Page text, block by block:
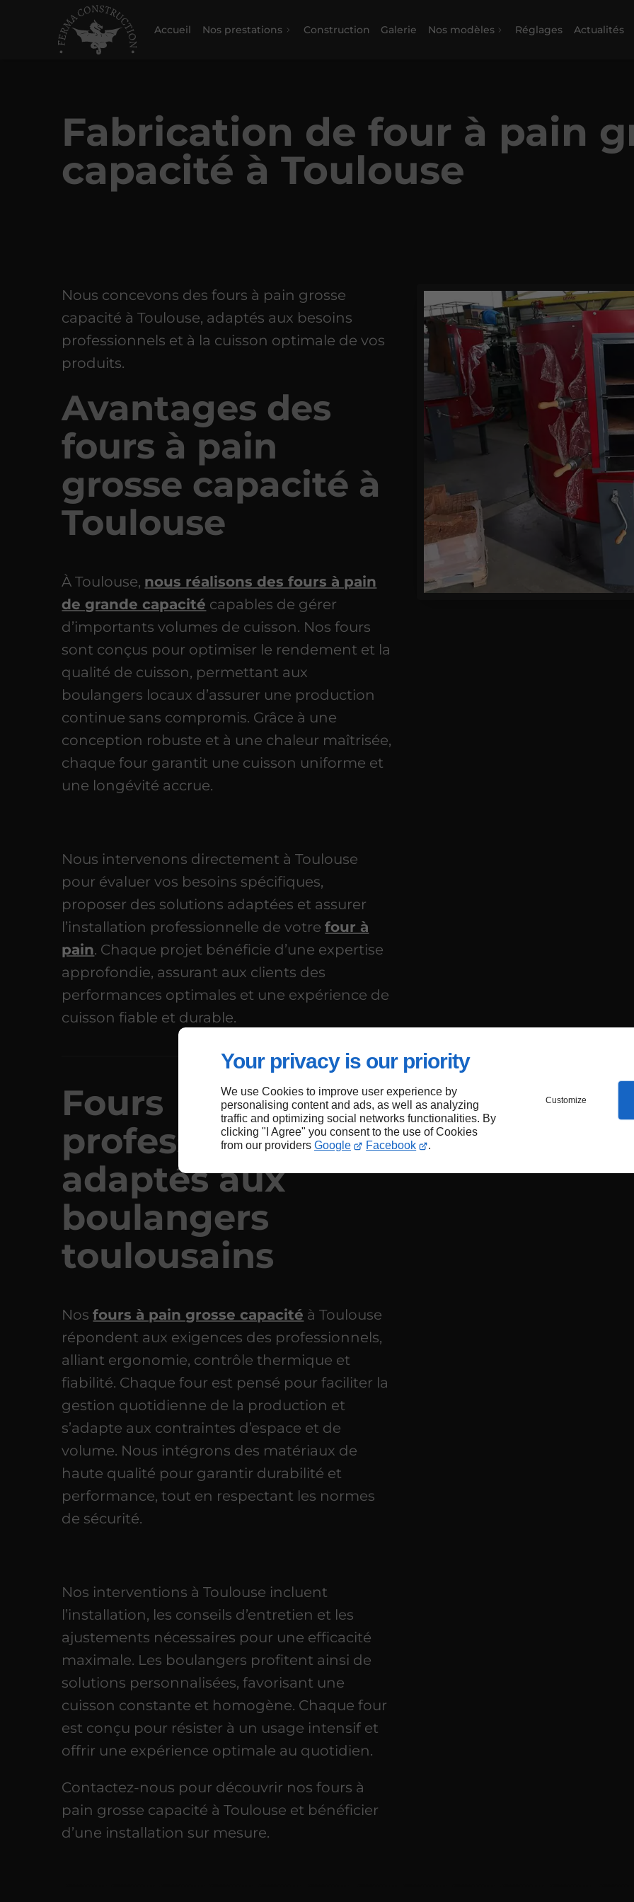
Your privacy is our priority
We use Cookies to improve user experience by
personalising content and ads, as well as analyzing
traffic and optimizing social networks functionalities. By
clicking "I Agree" you consent to the use of Cookies
from our providers Google Facebook .
Customize
Accueil Nos prestations Construction Galerie Nos modèles Réglages Actualités
Fabrication de four à pain
capacité à Toulouse
Nous concevons des fours à pain grosse
capacité à Toulouse, adaptés aux besoins
professionnels et à la cuisson optimale de vos
produits.
Avantages des
fours à pain
grosse capacité à
Toulouse
À Toulouse, nous réalisons des fours à pain
de grande capacité capables de gérer
d’importants volumes de cuisson. Nos fours
sont conçus pour optimiser le rendement et la
qualité de cuisson, permettant aux
boulangers locaux d’assurer une production
continue sans compromis. Grâce à une
conception robuste et à une chaleur maîtrisée,
chaque four garantit une cuisson uniforme et
une longévité accrue.
Nous intervenons directement à Toulouse
pour évaluer vos besoins spécifiques,
proposer des solutions adaptées et assurer
l’installation professionnelle de votrefour à
pain. Chaque projet bénéficie d’une expertise
approfondie, assurant aux clients des
performances optimales et une expérience de
cuisson fiable et durable.
Fours
professionnels
adaptés aux
boulangers
toulousains
Nosfours à pain grosse capacité à Toulouse
répondent aux exigences des professionnels,
alliant ergonomie, contrôle thermique et
fiabilité. Chaque four est pensé pour faciliter la
gestion quotidienne de la production et
s’adapte aux contraintes d’espace et de
volume. Nous intégrons des matériaux de
haute qualité pour garantir durabilité et
performance, tout en respectant les normes
de sécurité.
Nos interventions à Toulouse incluent
l’installation, les conseils d’entretien et les
ajustements nécessaires pour une efficacité
maximale. Les boulangers profitent ainsi de
solutions personnalisées, favorisant une
cuisson constante et homogène. Chaque four
est conçu pour résister à un usage intensif et
offrir une expérience optimale au quotidien.
Contactez-nous pour découvrir nos fours à
pain grosse capacité à Toulouse et bénéficier
d’une installation sur mesure.